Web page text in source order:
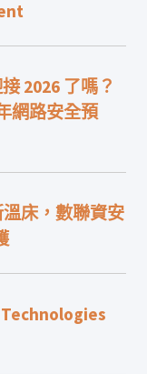
2026 了嗎？
網路安全預
溫床，數聯資安